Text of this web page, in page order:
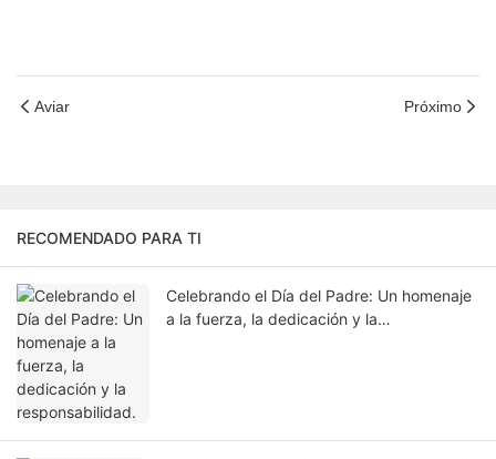
Aviar Próximo
RECOMENDADO PARA TI
Celebrando el Día del Padre: Un homenaje
a la fuerza, la dedicación y la